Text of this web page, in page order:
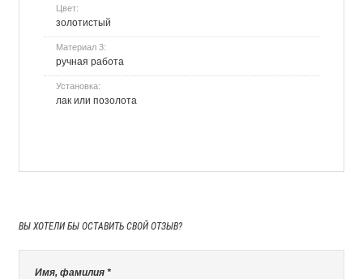
Цвет:
золотистый
Материал 3:
ручная работа
Установка:
лак или позолота
ВЫ ХОТЕЛИ БЫ ОСТАВИТЬ СВОЙ ОТЗЫВ?
Имя, фамилия *